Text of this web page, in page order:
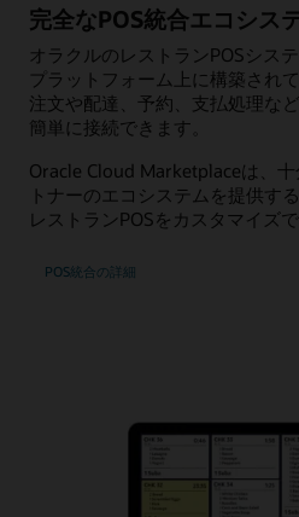
完全なPOS統合エコシス
オラクルのレストランPOSシス
プラットフォーム上に構築され
注文や配達、予約、支払処理な
簡単に接続できます。
Oracle Cloud Marketplaceは、
トナーのエコシステムを提供す
レストランPOSをカスタマイズで
POS統合の詳細